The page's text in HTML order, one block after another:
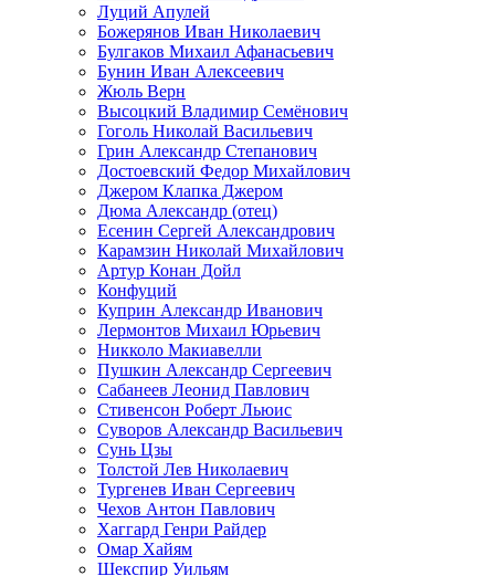
Луций Апулей
Божерянов Иван Николаевич
Булгаков Михаил Афанасьевич
Бунин Иван Алексеевич
Жюль Верн
Высоцкий Владимир Семёнович
Гоголь Николай Васильевич
Грин Александр Степанович
Достоевский Федор Михайлович
Джером Клапка Джером
Дюма Александр (отец)
Есенин Сергей Александрович
Карамзин Николай Михайлович
Артур Конан Дойл
Конфуций
Куприн Александр Иванович
Лермонтов Михаил Юрьевич
Никколо Макиавелли
Пушкин Александр Сергеевич
Сабанеев Леонид Павлович
Стивенсон Роберт Льюис
Суворов Александр Васильевич
Сунь Цзы
Толстой Лев Николаевич
Тургенев Иван Сергеевич
Чехов Антон Павлович
Хаггард Генри Райдер
Омар Хайям
Шекспир Уильям